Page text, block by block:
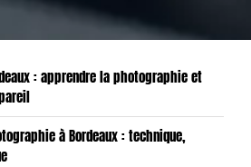
: apprendre la photographie et
à Bordeaux : technique,